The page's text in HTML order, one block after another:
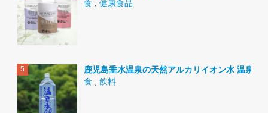
食 , 健康食品
鹿児島垂水温泉の天然アルカリイオン水 温泉水
食 , 飲料